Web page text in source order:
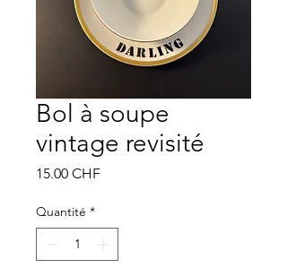
Bol à soupe
vintage revisité
15.00 CHFPrix
Quantité *